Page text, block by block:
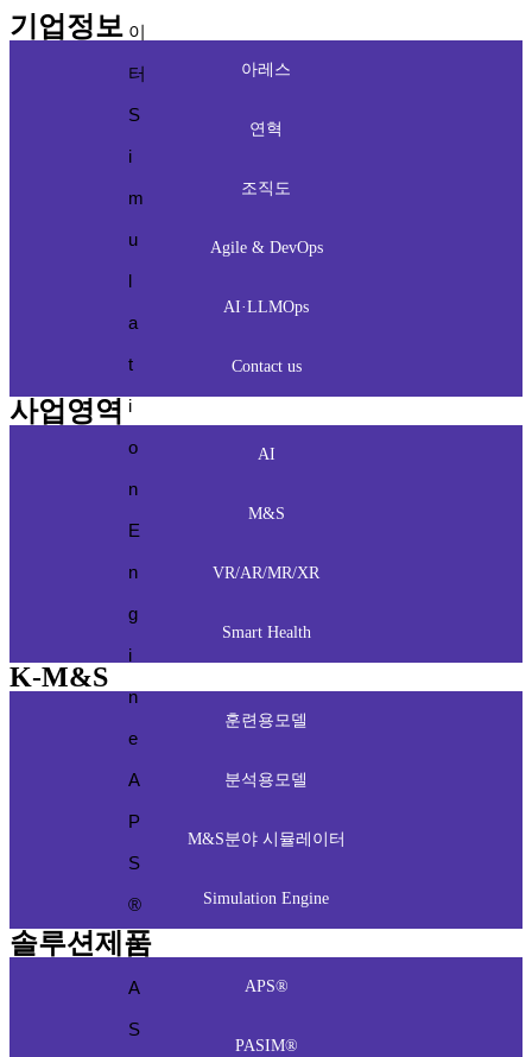
이
터
S
i
m
u
l
a
t
i
o
n
E
n
g
i
n
e
A
P
S
®
P
A
S
기업정보
아레스
연혁
조직도
Agile & DevOps
AI·LLMOps
Contact us
사업영역
AI
M&S
VR/AR/MR/XR
Smart Health
K-M&S
훈련용모델
분석용모델
M&S분야 시뮬레이터
Simulation Engine
솔루션제품
APS®
PASIM®